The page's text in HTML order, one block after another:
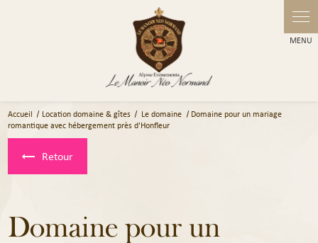
Accueil Location domaine & gîtes Le domaine
Domaine pour un mariage
romantique avec hébergement près d'Honfleur
Retour
Domaine pour un